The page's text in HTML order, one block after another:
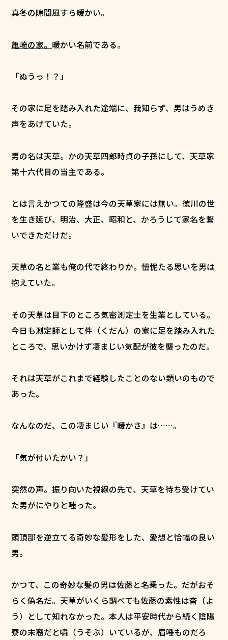
真冬の隙間風すら暖かい。
亀崎の家。 暖かい名前である。
「ぬうっ！？」
その家に足を踏み入れた途端に、我知らず、男はうめき
声をあげていた。
男の名は天草。かの天草四郎時貞の子孫にして、天草家
第十六代目の当主である。
とは言えかつての隆盛は今の天草家には無い。徳川の世
を生き延び、明治、大正、昭和と、かろうじて家名を繋
いできただけだ。
天草の名と業も俺の代で終わりか。忸怩たる思いを男は
抱えていた。
その天草は目下のところ気密測定士を生業としている。
今日も測定師として件（くだん）の家に足を踏み入れた
ところで、思いかけず凄まじい気配が彼を襲ったのだ。
それは天草がこれまで経験したことのない類いのもので
あった。
なんなのだ、この凄まじい『暖かさ』は……。
「気が付いたかい？」
突然の声。振り向いた視線の先で、天草を待ち受けてい
た男がにやりと嗤った。
頭頂部を逆立てる奇妙な髪形をした、愛想と恰幅の良い
男。
かつて、この奇妙な髪の男は佐藤と名乗った。だがおそ
らく偽名だ。天草がいくら調べても佐藤の素性は杳（よ
う）として知れなかった。本人は平安時代から続く陰陽
寮の末裔だと嘯（うそぶ）いているが、眉唾ものだろ